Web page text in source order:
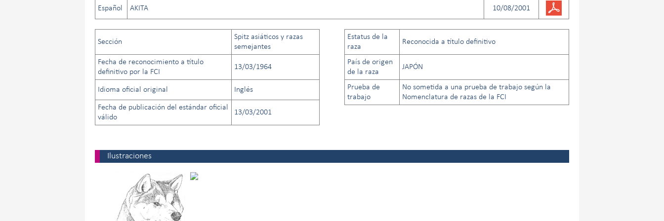
Español AKITA 10/08/2001
Sección
Spitz asiáticos y razas
semejantes
Fecha de reconocimiento a título
definitivo por la FCI
13/03/1964
Idioma oficial original Inglés
Fecha de publicación del estándar oficial
válido
13/03/2001
Estatus de la
raza
Reconocida a título definitivo
País de origen
de la raza
JAPÓN
Prueba de
trabajo
No sometida a una prueba de trabajo según la
Nomenclatura de razas de la FCI
Ilustraciones